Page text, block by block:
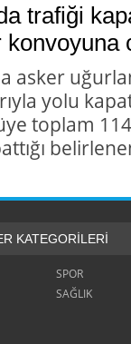
trafiği
konvoyuna
asker
yolu
toplam
KATEGORİLERİ
SPOR
SAĞLIK